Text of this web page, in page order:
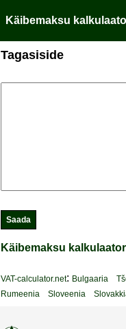
Käibemaksu
Tagasiside
Käibemaksu kalkulaator
VAT-calculator.net: Bulgaaria
Rumeenia
Sloveenia